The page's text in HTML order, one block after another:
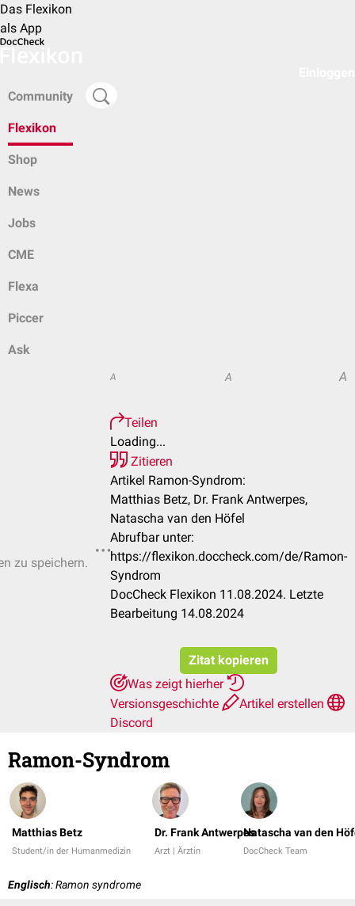
Das Flexikon
als App
Community
Flexikon
Shop
News
Jobs
CME
Flexa
Piccer
Ask
zu speichern.
A A A
Teilen
Loading...
Zitieren
Artikel Ramon-Syndrom:
Matthias Betz, Dr. Frank Antwerpes,
Natascha van den Höfel
Abrufbar unter:
https://flexikon.doccheck.com/de/Ramon-
Syndrom
DocCheck Flexikon 11.08.2024. Letzte
Bearbeitung 14.08.2024
Zitat kopieren
Was zeigt hierher
Versionsgeschichte
Artikel erstellen
Discord
Ramon-Syndrom
Matthias Betz
Student/in der Humanmedizin
Dr. Frank Antwerpes
Arzt | Ärztin
Natascha van den
DocCheck Team
Englisch: Ramon syndrome